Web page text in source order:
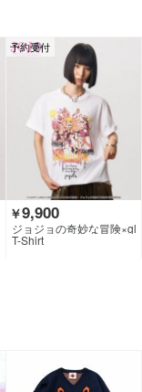
予約受付
￥9,900
ジョジョの奇妙な冒険×gl
amb
T-Shirt